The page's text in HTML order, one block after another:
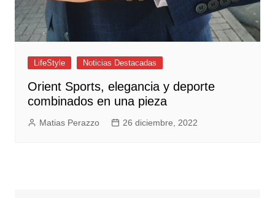
LifeStyle Noticias Destacadas
Orient Sports, elegancia y deporte
combinados en una pieza
Matias Perazzo 26 diciembre, 2022